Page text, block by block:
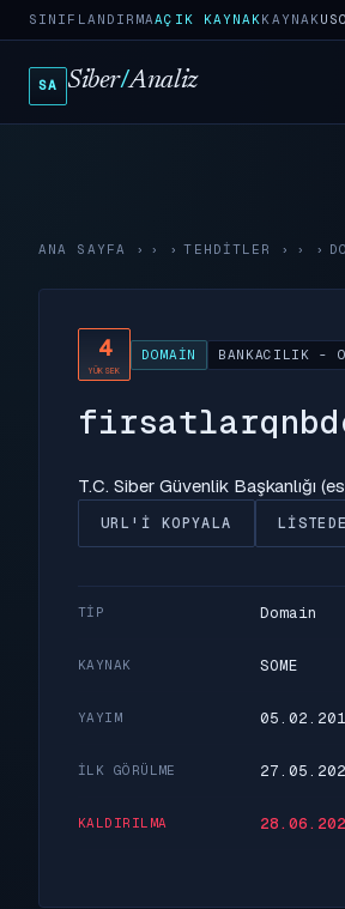
SINIFLANDIRMAAÇIK KAYNAKKAYNAK
SA Siber/Analiz
ANA SAYFA › TEHDITLER ›
4
YÜKSEK
DOMAIN BANKACILIK -
T.C. Siber Güvenlik Başkanlığı
URL'I KOPYALA
TIP Domain
KAYNAK SOME
YAYIM
İLK GÖRÜLME
KALDIRILMA